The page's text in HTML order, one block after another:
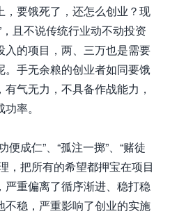
要饿死了，还怎么创业？现
且不说传统行业动不动投资
入的项目，两、三万也是需要
。手无余粮的创业者如同要饿
气无力，不具备作战能力，
率。
成仁”、“孤注一掷”、“赌徒
，把所有的希望都押宝在项目
重偏离了循序渐进、稳打稳
稳，严重影响了创业的实施